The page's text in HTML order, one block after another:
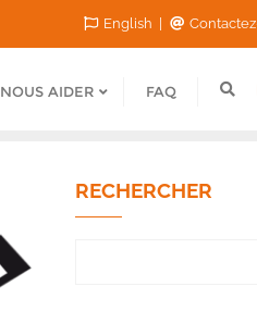
English
NOUS AIDER FAQ
RECHERCHER